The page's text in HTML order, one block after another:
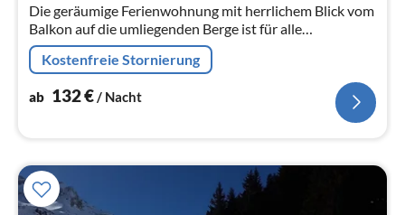
Die geräumige Ferienwohnung mit herrlichem Blick vom
Balkon auf die umliegenden Berge ist für alle
ruhesuchenden Gäste mit Liebe zum Wald und Wild
oben auf dem Berg eine Traumunter...
Kostenfreie Stornierung
ab 132€/ Nacht